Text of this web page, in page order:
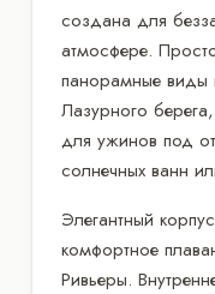
создана для
атмосфере.
панорамные виды
Лазурного
для ужинов под
солнечных ванн
Элегантный
комфортное
Ривьеры.